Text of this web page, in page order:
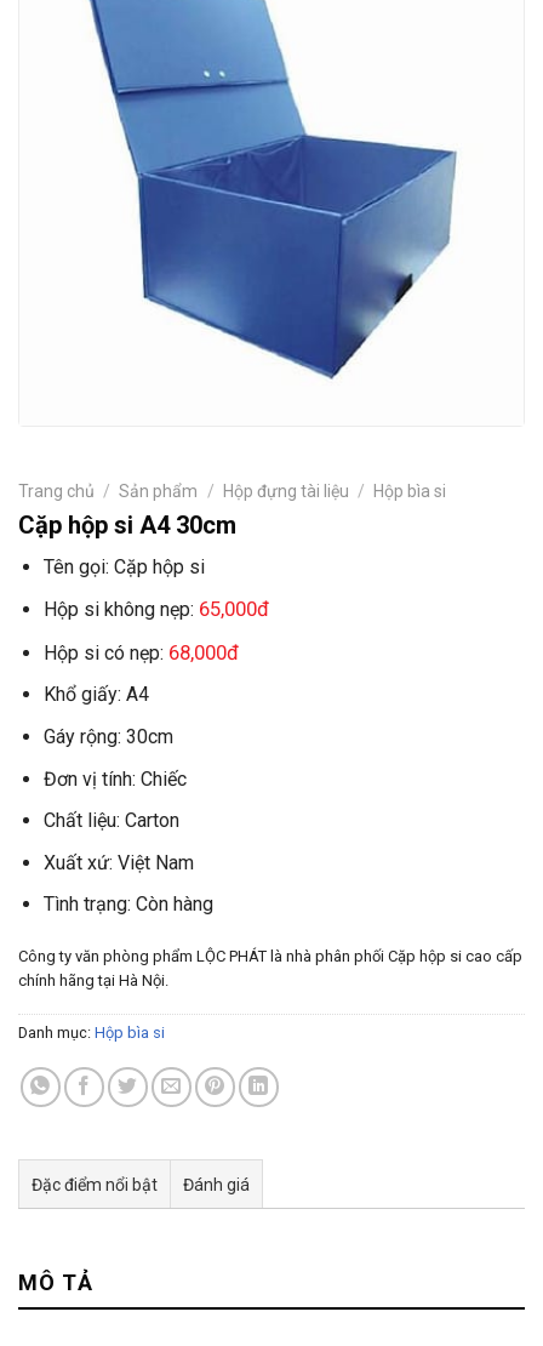
Trang chủ / Sản phẩm / Hộp đựng tài liệu / Hộp bìa si
Cặp hộp si A4 30cm
Tên gọi: Cặp hộp si
Hộp si không nẹp: 65,000đ
Hộp si có nẹp: 68,000đ
Khổ giấy: A4
Gáy rộng: 30cm
Đơn vị tính: Chiếc
Chất liệu: Carton
Xuất xứ: Việt Nam
Tình trạng: Còn hàng
Công ty văn phòng phẩm LỘC PHÁT là nhà phân phối Cặp hộp si cao cấp
chính hãng tại Hà Nội.
Danh mục: Hộp bìa si
Đặc điểm nổi bật Đánh giá
MÔ TẢ